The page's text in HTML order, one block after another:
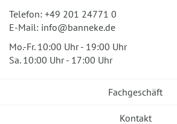
Telefon: +49 201 24771 0
E-Mail: info@banneke.de
Mo.-Fr. 10:00 Uhr - 19:00 Uhr
Sa. 10:00 Uhr - 17:00 Uhr
Fachgeschäft
Kontakt